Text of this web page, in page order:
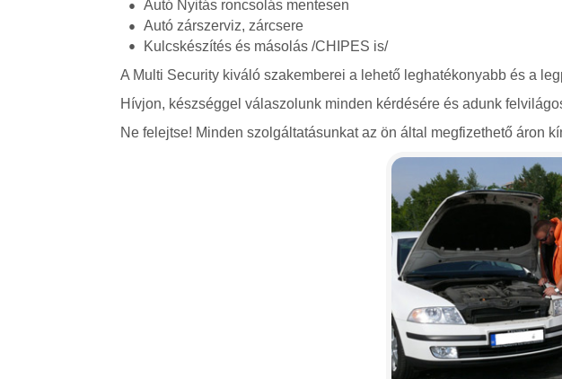
Autó Nyitás roncsolás mentesen
Autó zárszerviz, zárcsere
Kulcskészítés és másolás /CHIPES is/
A Multi Security kiváló szakemberei a lehető leghatékonyabb és a
Hívjon, készséggel válaszolunk minden kérdésére és adunk
Ne felejtse! Minden szolgáltatásunkat az ön által megfizethető áron